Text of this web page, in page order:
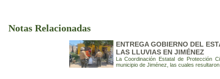
Notas Relacionadas
ENTREGA GOBIERNO DEL
LAS LLUVIAS EN JIMÉNEZ
La Coordinación Estatal de Protección
municipio de Jiménez, las cuales